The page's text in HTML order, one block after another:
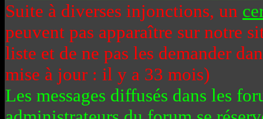
Suite à diverses injonctions, un
peuvent pas apparaître sur notre
liste et de ne pas les demander
mise à jour : il y a 33 mois)
Les messages diffusés dans les